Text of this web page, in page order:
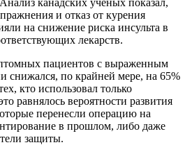
и отказ от курения
на снижение риска инсульта в
лекарств.
пациентов с выраженным
снижался, по крайней мере, на 65%
кто использовал только
равнялось вероятности развития
перенесли операцию на
в прошлом, либо даже
защиты.